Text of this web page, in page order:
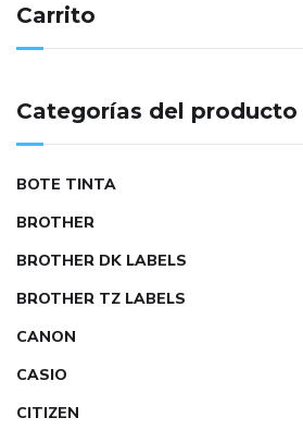
Carrito
Categorías del producto
BOTE TINTA
BROTHER
BROTHER DK LABELS
BROTHER TZ LABELS
CANON
CASIO
CITIZEN